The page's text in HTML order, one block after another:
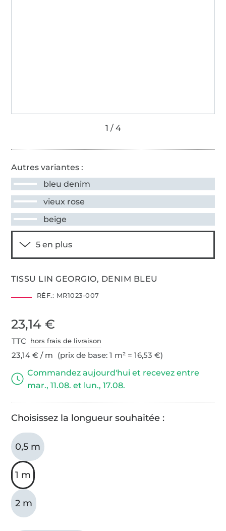
Autres variantes :
bleu denim
vieux rose
beige
TISSU LIN GEORGIO, DENIM BLEU
RÉF.: MR1023-007
23,14 €
TTC hors frais de livraison
23,14 € / m (prix de base: 1 m² = 16,53 €)
Commandez aujourd'hui et recevez entre
mar., 11.08. et lun., 17.08.
Choisissez la longueur souhaitée :
0,5 m
1 m
2 m